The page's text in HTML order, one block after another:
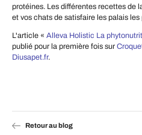
protéines. Les différentes recettes de
et vos chats de satisfaire les palais les
L'article « Alleva Holistic La
publié pour la première fois sur
Diusapet.fr.
Retour au blog